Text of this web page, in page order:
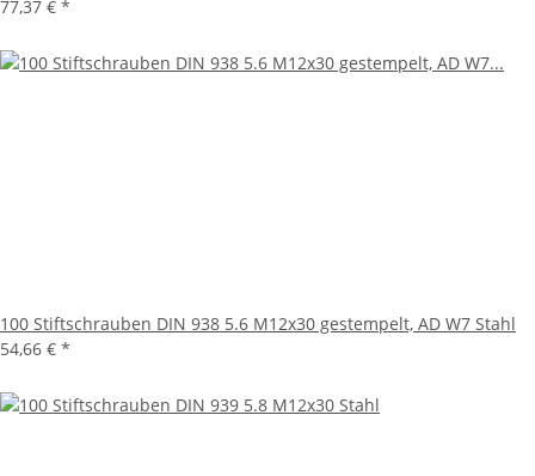
77,37 € *
100 Stiftschrauben DIN 938 5.6 M12x30 gestempelt, AD W7 Stahl
54,66 € *